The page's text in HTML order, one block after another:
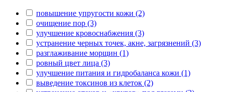
повышение упругости кожи (2)
очищение пор (3)
улучшение кровоснабжения (3)
устранение черных точек, акне, загрязнений (3)
разглаживание морщин (1)
ровный цвет лица (3)
улучшение питания и гидробаланса кожи (1)
выведение токсинов из клеток (2)